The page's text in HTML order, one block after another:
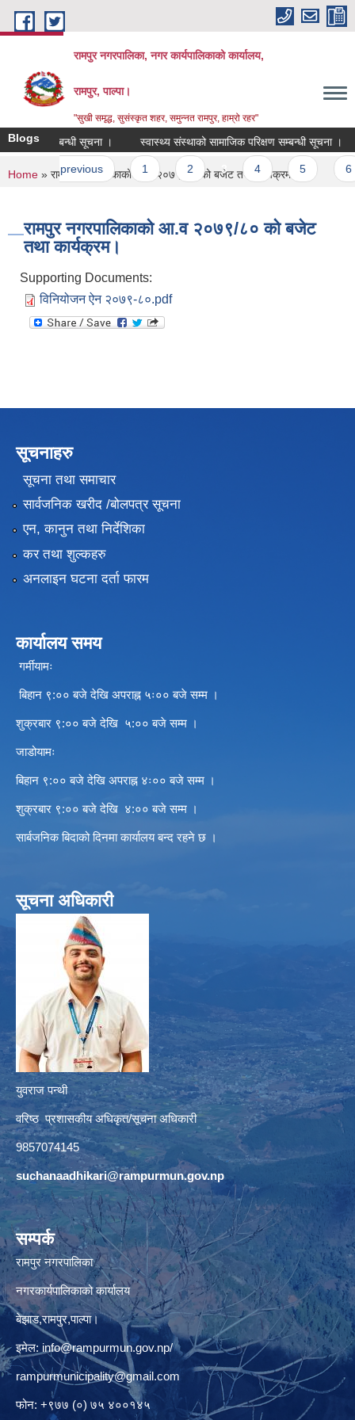
Skip to main content
रामपुर नगरपालिका, नगर कार्यपालिकाको कार्यालय,
रामपुर, पाल्पा।
"सुखी समृद्ध, सुसंस्कृत शहर, समुन्नत रामपुर, हाम्रो रहर"
Blogs
आव्हान सम्बन्धी सूचना । स्वास्थ्य संस्थाको सामाजिक परिक्षण सम्बन्धी सूचना ।
‹ previous 1 2 3 4 5
You are here
Home » रामपुर नगरपालिकाको आ.व २०७९/८० को बजेट तथा कार्यक्रम।
रामपुर नगरपालिकाको आ.व २०७९/८० को बजेट
तथा कार्यक्रम।
Supporting Documents:
विनियोजन ऐन २०७९-८०.pdf
सूचनाहरु
सूचना तथा समाचार
सार्वजनिक खरीद /बोलपत्र सूचना
एन, कानुन तथा निर्देशिका
कर तथा शुल्कहरु
अनलाइन घटना दर्ता फारम
कार्यालय समय
गर्मीयामः
बिहान ९:०० बजे देखि अपराह्न ५ः०० बजे सम्म ।
शुक्रबार ९:०० बजे देखि ५:०० बजे सम्म ।
जाडोयामः
बिहान ९:०० बजे देखि अपराह्न ४ः०० बजे सम्म ।
शुक्रबार ९:०० बजे देखि ४:०० बजे सम्म ।
सार्बजनिक बिदाको दिनमा कार्यालय बन्द रहने छ ।
सूचना अधिकारी
युवराज पन्थी
वरिष्ठ प्रशासकीय अधिकृत/सूचना अधिकारी
9857074145
suchanaadhikari@rampurmun.gov.np
सम्पर्क
रामपुर नगरपालिका
नगरकार्यपालिकाको कार्यालय
बेझाड,रामपुर,पाल्पा।
इमेल: info@rampurmun.gov.np/
rampurmunicipality@gmail.com
फोन: +९७७ (०) ७५ ४००१४५